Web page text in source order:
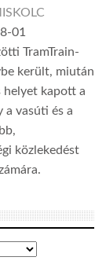
01
TramTrain-
került, miután
helyet kapott a
a vasúti és a
közlekedést